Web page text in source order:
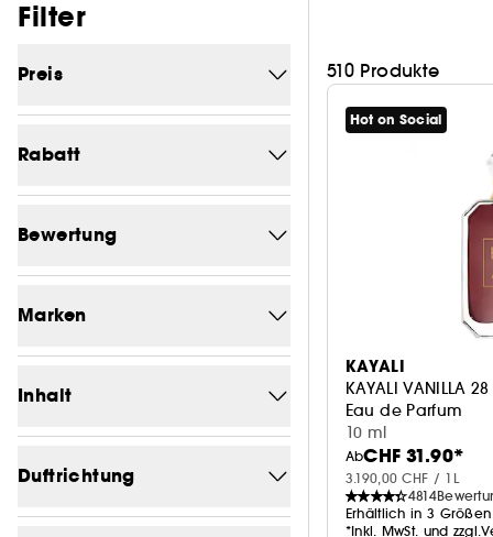
Filter
Preis
Rabatt
-4.3 1
-4.8 6
-4.9 12
-05% 13
Bewertung
Marken
Inhalt
Duftrichtung
510 Produkte
Hot on Social
KAYALI
KAYALI VANILLA 28
Eau de Parfum
10 ml
AbCHF 31.90*
3.190,00 CHF / 1L
4814
Erhältlich in 3 Größen
*Inkl. MwSt. und